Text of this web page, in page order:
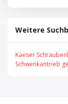
Weitere
Kaeser
Schwenkantrieb